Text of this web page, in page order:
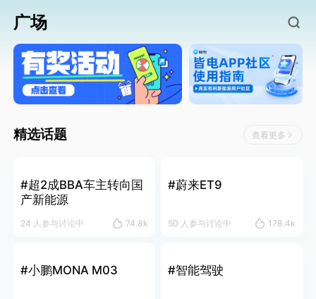
广场
精选话题 查看更多
#超2成BBA车主转向国
产新能源
24 人参与讨论中 74.8k
#蔚来ET9
50 人参与讨论中 178.4k
#小鹏MONA M03 #智能驾驶